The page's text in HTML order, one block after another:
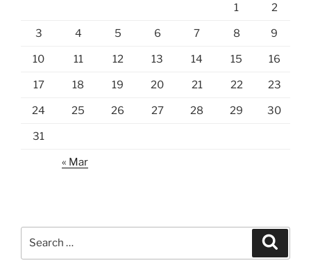
1 2
3 4 5 6 7 8 9
10 11 12 13 14 15 16
17 18 19 20 21 22 23
24 25 26 27 28 29 30
31
« Mar